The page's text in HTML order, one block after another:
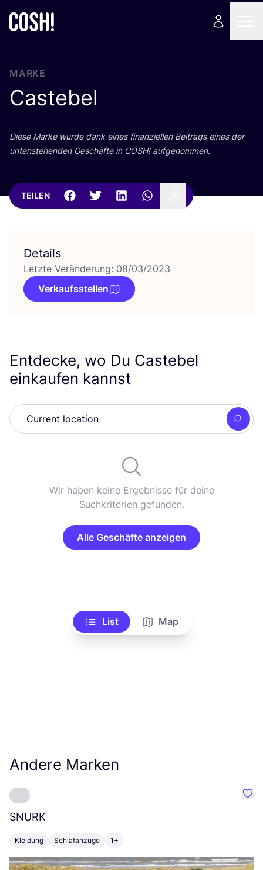
MARKE
Castebel
Die­se Mar­ke wur­de dank eines finan­zi­el­len Bei­trags eines der
unten­ste­hen­den Geschäf­te in COSH! aufgenommen.
TEILEN
Details
Letzte Veränderung: 08/03/2023
Verkaufsstellen
Entdecke, wo Du Castebel
einkaufen kannst
Wir haben keine Ergebnisse für deine
Suchkriterien gefunden.
Alle Geschäfte anzeigen
List Map
Andere Marken
SNURK
Kleidung Schlafanzüge 1+